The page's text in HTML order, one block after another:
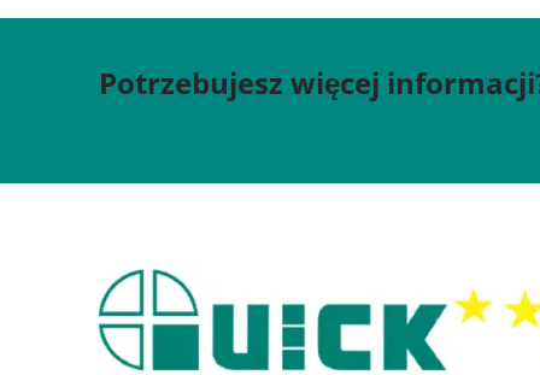
Potrzebujesz więcej